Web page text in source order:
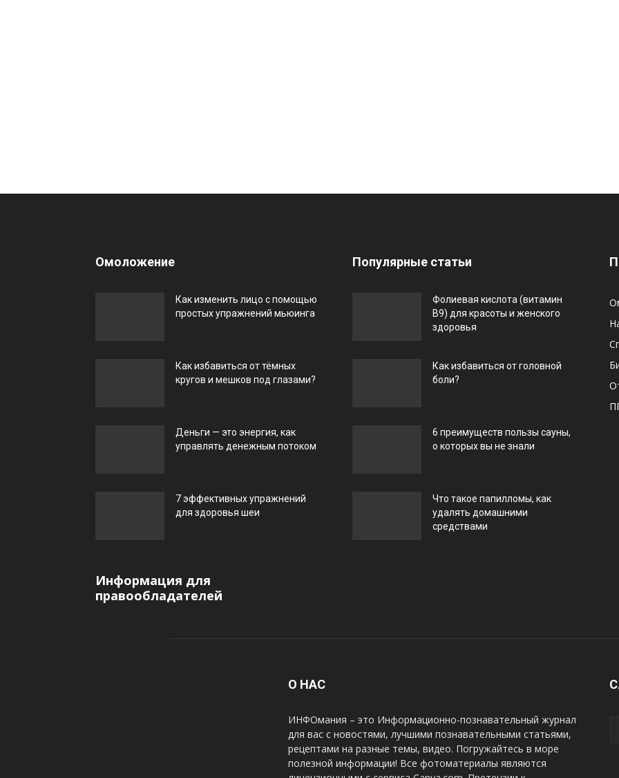
Омоложение
Как изменить лицо с помощью
простых упражнений мьюинга
Как избавиться от тёмных
кругов и мешков под глазами?
Деньги — это энергия, как
управлять денежным потоком
7 эффективных упражнений
для здоровья шеи
Информация для
правообладателей
Популярные статьи
Фолиевая кислота (витамин
В9) для красоты и женского
здоровья
Как избавиться от головной
боли?
6 преимуществ пользы сауны,
о которых вы не знали
Что такое папилломы, как
удалять домашними
средствами
О НАС
ИНФОмания – это Информационно-познавательный журнал
для вас с новостями, лучшими познавательными статьями,
рецептами на разные темы, видео. Погружайтесь в море
полезной информации! Все фотоматериалы являются